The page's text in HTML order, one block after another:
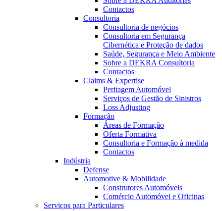
Contactos
Consultoria
Consultoria de negócios
Consultoria em Segurança
Cibernética e Proteção de dados
Saúde, Segurança e Meio Ambiente
Sobre a DEKRA Consultoria
Contactos
Claims & Expertise
Peritagem Automóvel
Serviços de Gestão de Sinistros
Loss Adjusting
Formação
Áreas de Formação
Oferta Formativa
Consultoria e Formação à medida
Contactos
Indústria
Defense
Automotive & Mobilidade
Construtores Automóveis
Comércio Automóvel e Oficinas
Serviços para Particulares